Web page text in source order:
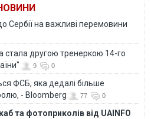
Сербії на важливі перемовини
стала другою тренеркою 14-го
9 0
ФСБ, яка дедалі більше
- Bloomberg
77 0
та фотоприколів від UAINFO